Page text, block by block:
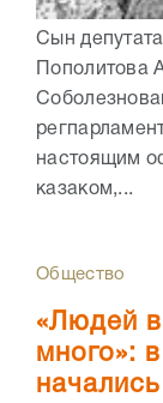
Сын
Пополитова
настоящим
казаком,...
Общество
«Людей
много»: